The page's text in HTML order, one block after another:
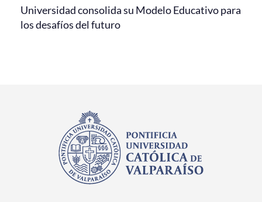
Universidad consolida su Modelo Educativo para
los desafíos del futuro